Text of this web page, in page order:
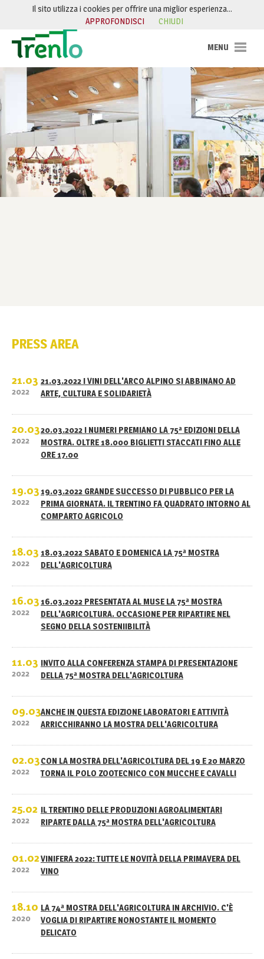
Salta al contenuto
PRESS AREA
21.03
2022
21.03.2022 I VINI DELL'ARCO ALPINO SI ABBINANO AD
ARTE, CULTURA E SOLIDARIETÀ
20.03
2022
20.03.2022 I NUMERI PREMIANO LA 75ª EDIZIONI DELLA
MOSTRA. OLTRE 18.000 BIGLIETTI STACCATI FINO ALLE
ORE 17.00
19.03
2022
19.03.2022 GRANDE SUCCESSO DI PUBBLICO PER LA
PRIMA GIORNATA. IL TRENTINO FA QUADRATO INTORNO AL
COMPARTO AGRICOLO
18.03
2022
18.03.2022 SABATO E DOMENICA LA 75ª MOSTRA
DELL'AGRICOLTURA
16.03
2022
16.03.2022 PRESENTATA AL MUSE LA 75ª MOSTRA
DELL'AGRICOLTURA. OCCASIONE PER RIPARTIRE NEL
SEGNO DELLA SOSTENIIBILITÀ
11.03
2022
INVITO ALLA CONFERENZA STAMPA DI PRESENTAZIONE
DELLA 75ª MOSTRA DELL'AGRICOLTURA
09.03
2022
ANCHE IN QUESTA EDIZIONE LABORATORI E ATTIVITÀ
ARRICCHIRANNO LA MOSTRA DELL'AGRICOLTURA
02.03
2022
CON LA MOSTRA DELL'AGRICOLTURA DEL 19 E 20 MARZO
TORNA IL POLO ZOOTECNICO CON MUCCHE E CAVALLI
25.02
2022
IL TRENTINO DELLE PRODUZIONI AGROALIMENTARI
RIPARTE DALLA 75ª MOSTRA DELL'AGRICOLTURA
01.02
2022
VINIFERA 2022: TUTTE LE NOVITÀ DELLA PRIMAVERA DEL
VINO
18.10
2020
LA 74ª MOSTRA DELL'AGRICOLTURA IN ARCHIVIO. C'È
VOGLIA DI RIPARTIRE NONOSTANTE IL MOMENTO
DELICATO
Il sito utilizza i cookies per offrire una miglior esperienza…
APPROFONDISCI
CHIUDI